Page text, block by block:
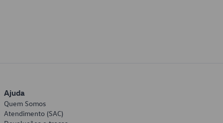
Ajuda
Quem Somos
Atendimento (SAC)